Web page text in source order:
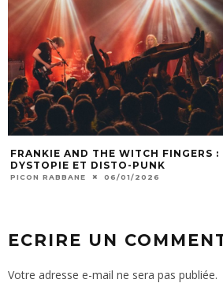
FRANKIE AND THE WITCH FINGERS :
DYSTOPIE ET DISTO-PUNK
PICON RABBANE 06/01/2026
ECRIRE UN
Votre adresse e-mail ne sera pas publiée.